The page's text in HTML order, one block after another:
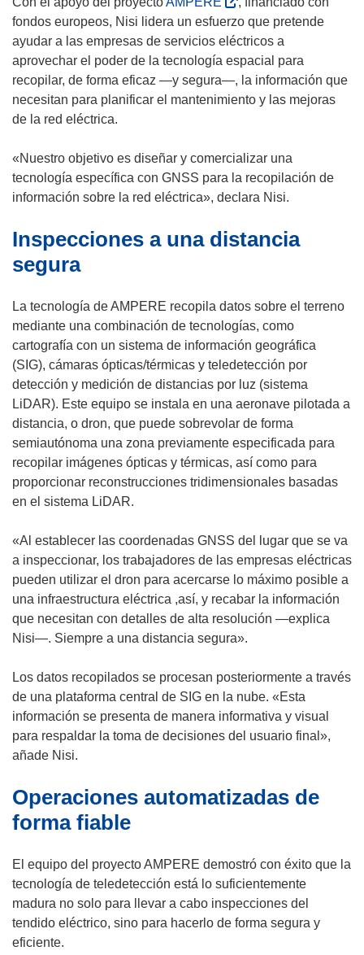
n
u
e
v
a
n
t
a
)
a
n
u
e
v
e
n
t
n
e
n
u
n
a
e
v
a
e
n
a
)
i
r
á
e
n
a
n
u
v
n
t
a
n
a
)
s
e
a
b
r
á
e
n
n
e
v
a
v
e
n
t
a
n
a
fondos europeos, Nisi lidera un esfuerzo que pretende
ayudar a las empresas de servicios eléctricos a
aprovechar el poder de la tecnología espacial para
recopilar, de forma eficaz —y segura—, la información que
necesitan para planificar el mantenimiento y las mejoras
de la red eléctrica.
«Nuestro objetivo es diseñar y comercializar una
tecnología específica con GNSS para la recopilación de
información sobre la red eléctrica», declara Nisi.
Inspecciones a una distancia
segura
La tecnología de AMPERE recopila datos sobre el terreno
mediante una combinación de tecnologías, como
cartografía con un sistema de información geográfica
(SIG), cámaras ópticas/térmicas y teledetección por
detección y medición de distancias por luz (sistema
LiDAR). Este equipo se instala en una aeronave pilotada a
distancia, o dron, que puede sobrevolar de forma
semiautónoma una zona previamente especificada para
recopilar imágenes ópticas y térmicas, así como para
proporcionar reconstrucciones tridimensionales basadas
en el sistema LiDAR.
«Al establecer las coordenadas GNSS del lugar que se va
a inspeccionar, los trabajadores de las empresas eléctricas
pueden utilizar el dron para acercarse lo máximo posible a
una infraestructura eléctrica ,así, y recabar la información
que necesitan con detalles de alta resolución —explica
Nisi—. Siempre a una distancia segura».
Los datos recopilados se procesan posteriormente a través
de una plataforma central de SIG en la nube. «Esta
información se presenta de manera informativa y visual
para respaldar la toma de decisiones del usuario final»,
añade Nisi.
Operaciones automatizadas de
forma fiable
El equipo del proyecto AMPERE demostró con éxito que la
tecnología de teledetección está lo suficientemente
madura no solo para llevar a cabo inspecciones del
tendido eléctrico, sino para hacerlo de forma segura y
eficiente.